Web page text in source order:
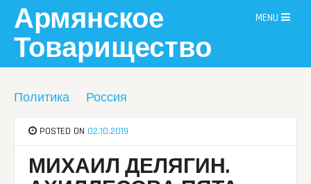
content
Армянское
Товарищество
MENU
Политика Россия
POSTED ON 02.10.2019
МИХАИЛ ДЕЛЯГИН.